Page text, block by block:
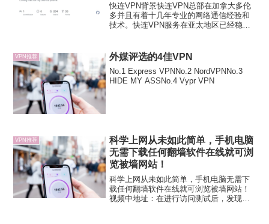
快连VPN背景快连VPN总部在加拿大多伦
多并且有着十几年专业的网络通信经验和
技术。快连VPN服务在亚太地区已经稳定
十分推荐这款VPN。1. 支持两个设...
VPN推荐 外媒评选的4佳VPN
No.1 Express VPNNo.2 NordVPNNo.3
HIDE MY ASSNo.4 Vypr VPN
VPN推荐
科学上网从未如此简单，手机电脑
无需下载任何翻墙软件在线就可浏
览被墙网站！
科学上网从未如此简单，手机电脑无需下
载任何翻墙软件在线就可浏览被墙网站！
视频中地址：在进行访问测试后，发现